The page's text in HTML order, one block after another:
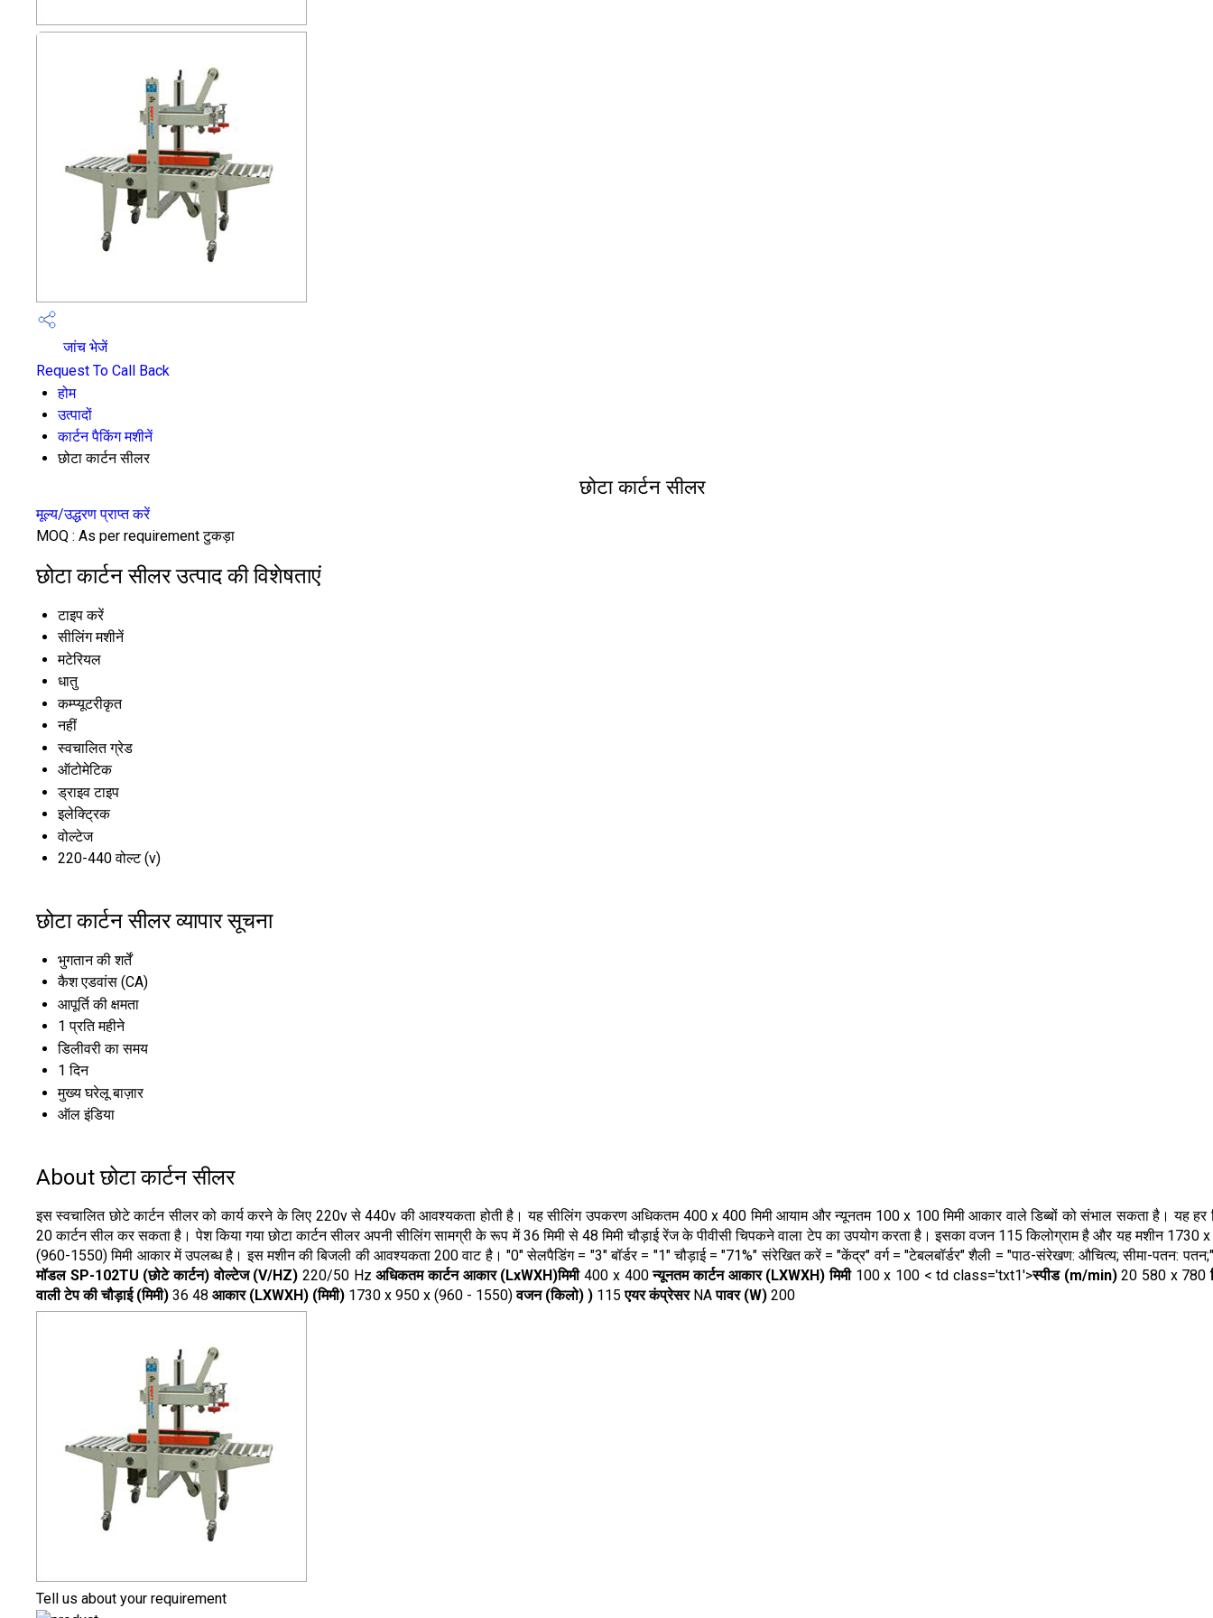
जांच भेजें
Request To Call Back
होम
उत्पादों
कार्टन पैकिंग मशीनें
छोटा कार्टन सीलर
छोटा कार्टन सीलर
मूल्य/उद्धरण प्राप्त करें
MOQ : As per requirement टुकड़ा
छोटा कार्टन सीलर उत्पाद की विशेषताएं
टाइप करें
सीलिंग मशीनें
मटेरियल
धातु
कम्प्यूटरीकृत
नहीं
स्वचालित ग्रेड
ऑटोमेटिक
ड्राइव टाइप
इलेक्ट्रिक
वोल्टेज
220-440 वोल्ट (v)
छोटा कार्टन सीलर व्यापार सूचना
भुगतान की शर्तें
कैश एडवांस (CA)
आपूर्ति की क्षमता
1 प्रति महीने
डिलीवरी का समय
1 दिन
मुख्य घरेलू बाज़ार
ऑल इंडिया
About छोटा कार्टन सीलर
इस स्वचालित छोटे कार्टन सीलर को कार्य करने के लिए 220v से 440v की आवश्यकता होती है। यह सीलिंग उपकरण अधिकतम 400 x 400 मिमी आयाम और न्यूनतम 100 x 100 मिमी आकार वाले डिब्बों को संभाल सकता है। यह हर
20 कार्टन सील कर सकता है। पेश किया गया छोटा कार्टन सीलर अपनी सीलिंग सामग्री के रूप में 36 मिमी से 48 मिमी चौड़ाई रेंज के पीवीसी चिपकने वाला टेप का उपयोग करता है। इसका वजन 115 किलोग्राम है और यह मशीन 1730
(960-1550) मिमी आकार में उपलब्ध है। इस मशीन की बिजली की आवश्यकता 200 वाट है। "0" सेलपैडिंग = "3" बॉर्डर = "1" चौड़ाई = "71%" संरेखित करें = "केंद्र" वर्ग = "टेबलबॉर्डर" शैली = "पाठ-संरेखण: औचित्य; सीमा-पतन:
मॉडल SP-102TU (छोटे कार्टन) वोल्टेज (V/HZ)220/50 Hzअधिकतम कार्टन आकार (LxWXH)मिमी400 x 400न्यूनतम कार्टन आकार (LXWXH) मिमी100 x 100 < td class='txt1'>स्पीड (m/min)20 580 x 780
वाली टेप की चौड़ाई (मिमी) 36 48 आकार (LXWXH) (मिमी) 1730 x 950 x (960 - 1550)वजन (किलो) ) 115एयर कंप्रेसरNAपावर (W) 200
Tell us about your requirement